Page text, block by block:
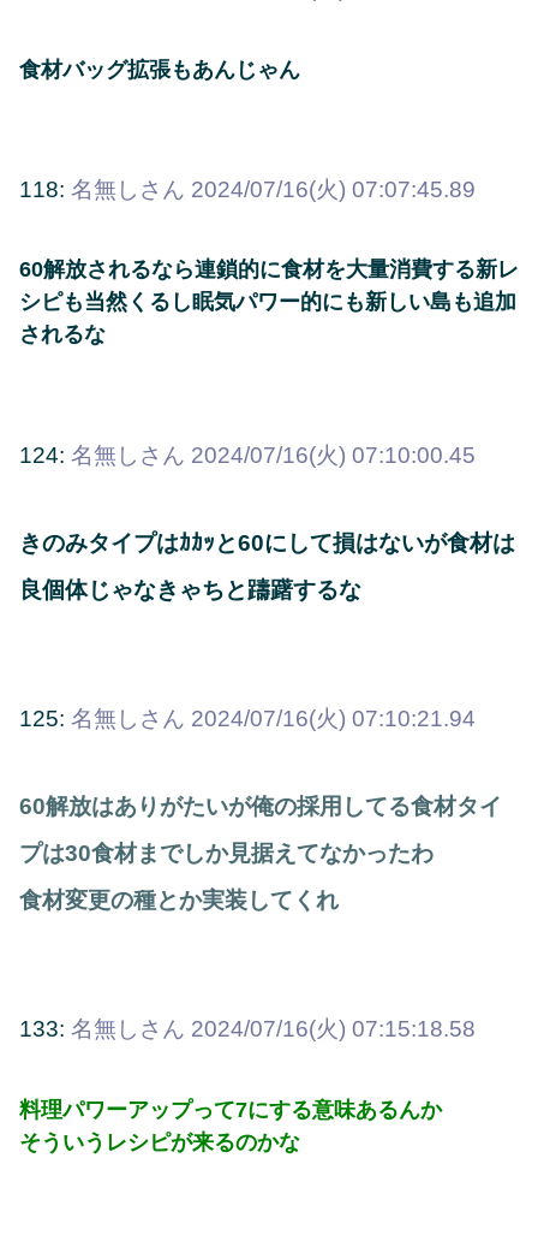
食材バッグ拡張もあんじゃん
118: 名無しさん 2024/07/16(火) 07:07:45.89
60解放されるなら連鎖的に食材を大量消費する新レ
シピも当然くるし眠気パワー的にも新しい島も追加
されるな
124: 名無しさん 2024/07/16(火) 07:10:00.45
きのみタイプはｶｶｯと60にして損はないが食材は
良個体じゃなきゃちと躊躇するな
125: 名無しさん 2024/07/16(火) 07:10:21.94
60解放はありがたいが俺の採用してる食材タイ
プは30食材までしか見据えてなかったわ
食材変更の種とか実装してくれ
133: 名無しさん 2024/07/16(火) 07:15:18.58
料理パワーアップって7にする意味あるんか
そういうレシピが来るのかな